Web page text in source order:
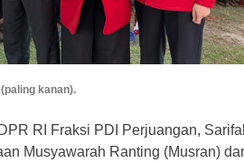
kanan).
RI Fraksi PDI Perjuangan,
Musyawarah Ranting (Musran)